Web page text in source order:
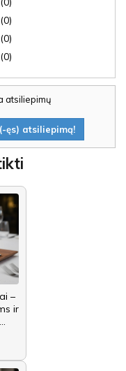
(0)
(0)
(0)
atsiliepimų
ęs) atsiliepimą!
–
ir